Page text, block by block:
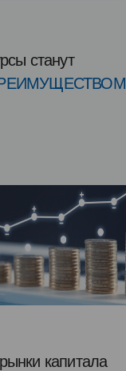
станут
капитала